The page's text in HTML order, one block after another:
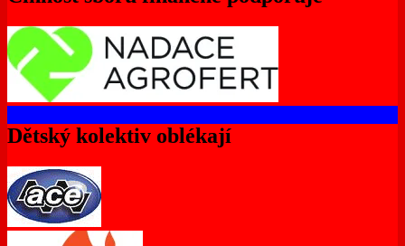
Dětský kolektiv oblékají